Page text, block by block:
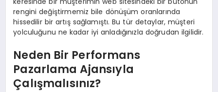
rengini değiştirmemiz bile dönüşüm oranlarında
hissedilir bir artış sağlamıştı. Bu tür detaylar, müşteri
yolculuğunu ne kadar iyi anladığınızla doğrudan ilgilidir.
Neden Bir Performans
Pazarlama Ajansıyla
Çalışmalısınız?